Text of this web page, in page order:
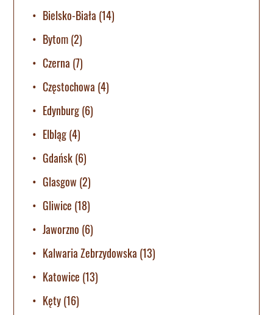
Bielsko-Biała (14)
Bytom(2)
Czerna (7)
Częstochowa (4)
Edynburg(6)
Elbląg(4)
Gdańsk(6)
Glasgow (2)
Gliwice (18)
Jaworzno (6)
Kalwaria Zebrzydowska (13)
Katowice (13)
Kęty(16)